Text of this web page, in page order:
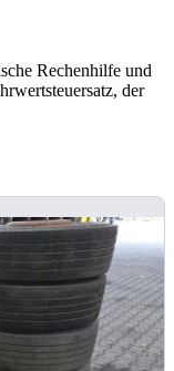
Rechenhilfe und
der